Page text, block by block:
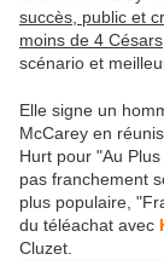
succès, public et
moins de 4 Césars
scénario et
Elle signe un
McCarey en
Hurt pour "Au
pas franchement
plus populaire,
du téléachat avec
Cluzet.